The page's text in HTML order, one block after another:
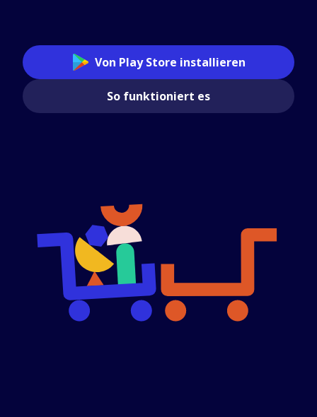
Von Play Store installieren
So funktioniert es